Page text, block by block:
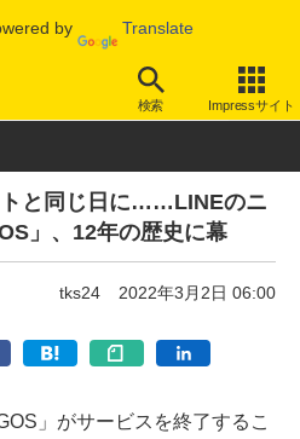
by Translate
検索 Impressサイト
サービス終了
と同じ日に……LINEのニ
」、12年の歴史に幕
tks24 2022年3月2日 06:00
」がサービスを終了するこ